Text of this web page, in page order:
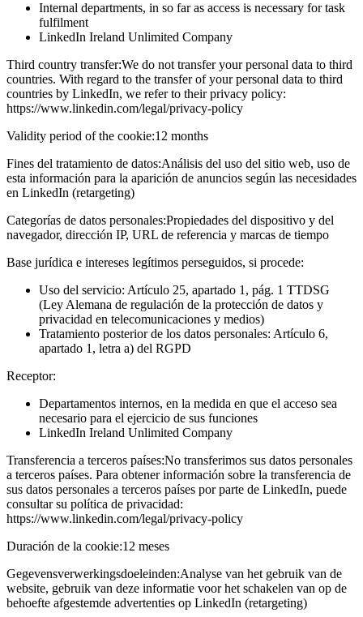
Internal departments, in so far as access is necessary for task
fulfilment
LinkedIn Ireland Unlimited Company
Third country transfer:We do not transfer your personal data to third
countries. With regard to the transfer of your personal data to third
countries by LinkedIn, we refer to their privacy policy:
https://www.linkedin.com/legal/privacy-policy
Validity period of the cookie:12 months
Fines del tratamiento de datos:Análisis del uso del sitio web, uso de
esta información para la aparición de anuncios según las necesidades
en LinkedIn (retargeting)
Categorías de datos personales:Propiedades del dispositivo y del
navegador, dirección IP, URL de referencia y marcas de tiempo
Base jurídica e intereses legítimos perseguidos, si procede:
Uso del servicio: Artículo 25, apartado 1, pág. 1 TTDSG
(Ley Alemana de regulación de la protección de datos y
privacidad en telecomunicaciones y medios)
Tratamiento posterior de los datos personales: Artículo 6,
apartado 1, letra a) del RGPD
Receptor:
Departamentos internos, en la medida en que el acceso sea
necesario para el ejercicio de sus funciones
LinkedIn Ireland Unlimited Company
Transferencia a terceros países:No transferimos sus datos personales
a terceros países. Para obtener información sobre la transferencia de
sus datos personales a terceros países por parte de LinkedIn, puede
consultar su política de privacidad:
https://www.linkedin.com/legal/privacy-policy
Duración de la cookie:12 meses
Gegevensverwerkingsdoeleinden:Analyse van het gebruik van de
website, gebruik van deze informatie voor het schakelen van op de
behoefte afgestemde advertenties op LinkedIn (retargeting)